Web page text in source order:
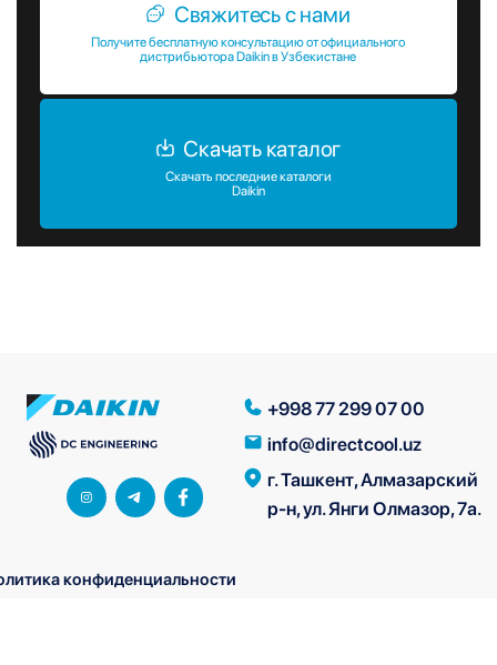
Свяжитесь с нами
Получите бесплатную консультацию от официального
дистрибьютора Daikin в Узбекистане
Скачать каталог
Скачать последние каталоги
Daikin
+998 77 299 07 00
info@directcool.uz
г. Ташкент, Алмазарский
р-н, ул. Янги Олмазор, 7а.
конфиденциальности